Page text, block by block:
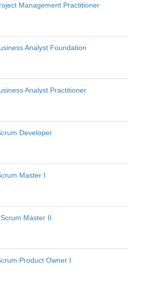
Management Practitioner
Analyst Foundation
Analyst Practitioner
Developer
Master I
Master II
Product Owner I